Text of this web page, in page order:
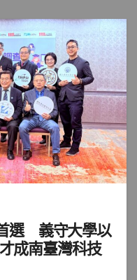
選 義守大學以
成南臺灣科技